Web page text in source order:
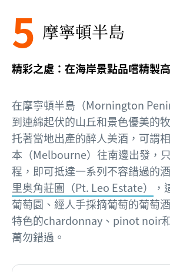
5 摩寧頓半島
精彩之處：在海岸景點品嚐精製
在摩寧頓半島（Mornington
到連綿起伏的山丘和景色優美的
托著當地出產的醉人美酒，可謂
本（Melbourne）往南邊出發，
程，即可抵達一系列不容錯過的
里奥角莊園（Pt. Leo Estate）
葡萄園、經人手採摘葡萄的葡萄
特色的chardonnay、pinot noir
萬勿錯過。